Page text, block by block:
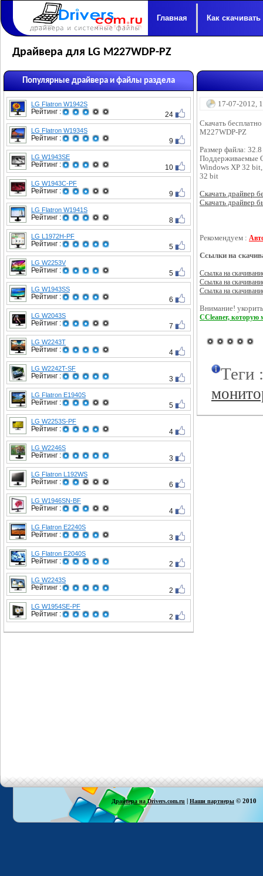
Главная Как скачивать
Драйвера для LG M227WDP-PZ
Популярные драйвера и файлы раздела
LG Flatron W1942S
Рейтинг : 24
LG Flatron W1934S
Рейтинг : 9
LG W1943SE
Рейтинг : 10
LG W1943C-PF
Рейтинг : 9
LG Flatron W1941S
Рейтинг : 8
LG L1972H-PF
Рейтинг : 5
LG W2253V
Рейтинг : 5
LG W1943SS
Рейтинг : 6
LG W2043S
Рейтинг : 7
LG W2243T
Рейтинг : 4
LG W2242T-SF
Рейтинг : 3
LG Flatron E1940S
Рейтинг : 5
LG W2253S-PF
Рейтинг : 4
LG W2246S
Рейтинг : 3
LG Flatron L192WS
Рейтинг : 6
LG W1946SN-BF
Рейтинг : 4
LG Flatron E2240S
Рейтинг : 3
LG Flatron E2040S
Рейтинг : 2
LG W2243S
Рейтинг : 2
LG W1954SE-PF
Рейтинг : 2
17-07-2012,
Скачать
M227WDP-PZ
Размер файла:
Поддерживаемые
Windows XP 32
32 bit
Скачать драйвер
Скачать драйвер
Рекомендуем :
Ссылки на
Ссылка на
Ссылка на
Ссылка на
Внимание!
CCleaner, которую
Теги
Драйвера на Drivers.com.ru | Наши партнеры © 2010